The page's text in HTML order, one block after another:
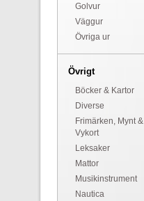
Golvur
Väggur
Övriga ur
Övrigt
Böcker & Kartor
Diverse
Frimärken, Mynt &
Vykort
Leksaker
Mattor
Musikinstrument
Nautica